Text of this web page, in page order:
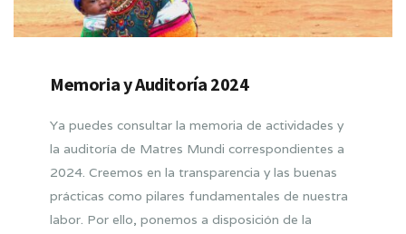
Memoria y Auditoría 2024
Ya puedes consultar la memoria de actividades y
la auditoría de Matres Mundi correspondientes a
2024. Creemos en la transparencia y las buenas
prácticas como pilares fundamentales de nuestra
labor. Por ello, ponemos a disposición de la